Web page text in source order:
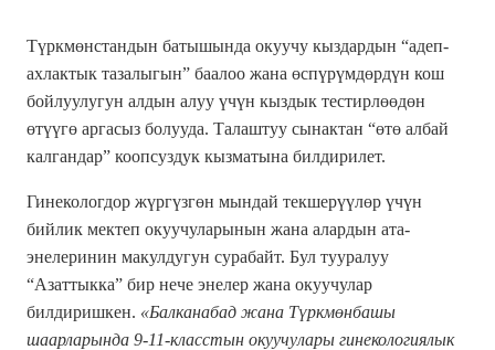
Түркмөнстандын батышында окуучу кыздардын “адеп-
ахлактык тазалыгын” баалоо жана өспүрүмдөрдүн кош
бойлуулугун алдын алуу үчүн кыздык тестирлөөдөн
өтүүгө аргасыз болууда. Талаштуу сынактан “өтө албай
калгандар” коопсуздук кызматына билдирилет.
Гинекологдор жүргүзгөн мындай текшерүүлөр үчүн
бийлик мектеп окуучуларынын жана алардын ата-
энелеринин макулдугун сурабайт. Бул тууралуу
“Азаттыкка” бир нече энелер жана окуучулар
билдиришкен. «Балканабад жана Түркмөнбашы
шаарларында 9-11-класстын окуучулары гинекологиялык